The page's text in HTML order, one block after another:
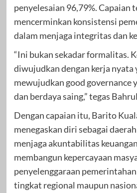
penyelesaian 96,79%. Capaian
mencerminkan konsistensi
dalam menjaga integritas dan
“Ini bukan sekadar formalitas.
diwujudkan dengan kerja nyata
mewujudkan good governance
dan berdaya saing,” tegas
Dengan capaian itu, Barito
menegaskan diri sebagai
menjaga akuntabilitas
membangun kepercayaan
penyelenggaraan
tingkat regional maupun